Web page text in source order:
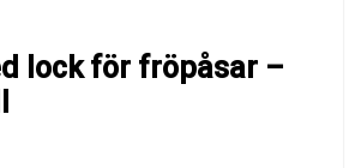
lock för fröpåsar –